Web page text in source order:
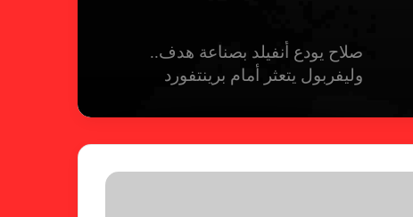
صلاح يودع أنفيلد بصناعة هدف..
وليفربول يتعثر أمام برينتفورد
ومبابي يخطف الأضواء